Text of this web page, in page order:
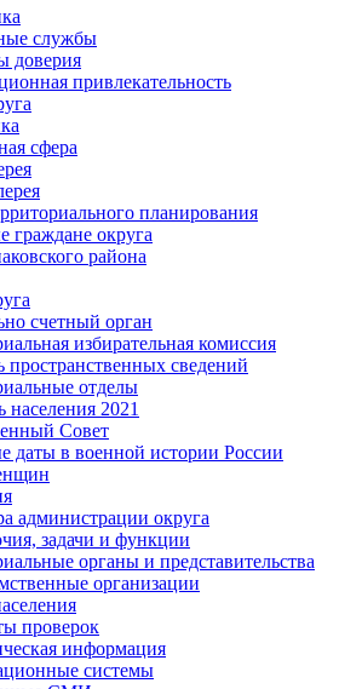
службы
доверия
привлекательность
сфера
планирования
граждане округа
района
счетный орган
избирательная комиссия
пространственных сведений
отделы
населения 2021
Совет
даты в военной истории России
администрации округа
задачи и функции
органы и представительства
организации
проверок
информация
системы